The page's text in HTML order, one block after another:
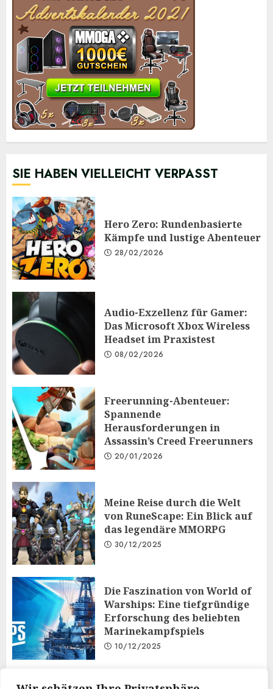
SIE HABEN VIELLEICHT VERPASST
Hero Zero: Rundenbasierte
Kämpfe und lustige Abenteuer
28/02/2026
Audio-Exzellenz für Gamer:
Das Microsoft Xbox Wireless
Headset im Praxistest
08/02/2026
Freerunning-Abenteuer:
Spannende
Herausforderungen in
Assassin’s Creed Freerunners
20/01/2026
Meine Reise durch die Welt
von RuneScape: Ein Blick auf
das legendäre MMORPG
30/12/2025
Die Faszination von World of
Warships: Eine tiefgründige
Erforschung des beliebten
Marinekampfspiels
10/12/2025
Taktisches Denken und